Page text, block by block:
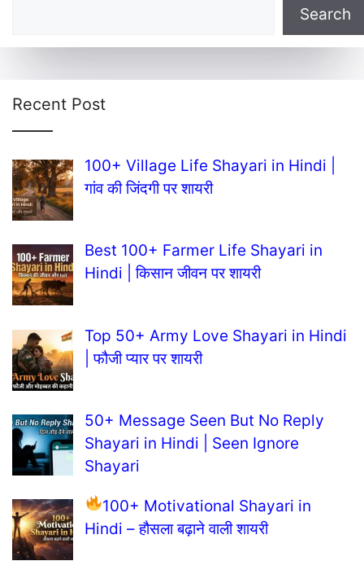
Search
Recent Post
100+ Village Life Shayari in Hindi |
गांव की जिंदगी पर शायरी
Best 100+ Farmer Life Shayari in
Hindi | किसान जीवन पर शायरी
Top 50+ Army Love Shayari in Hindi
| फौजी प्यार पर शायरी
50+ Message Seen But No Reply
Shayari in Hindi | Seen Ignore
Shayari
100+ Motivational Shayari in
Hindi – हौसला बढ़ाने वाली शायरी